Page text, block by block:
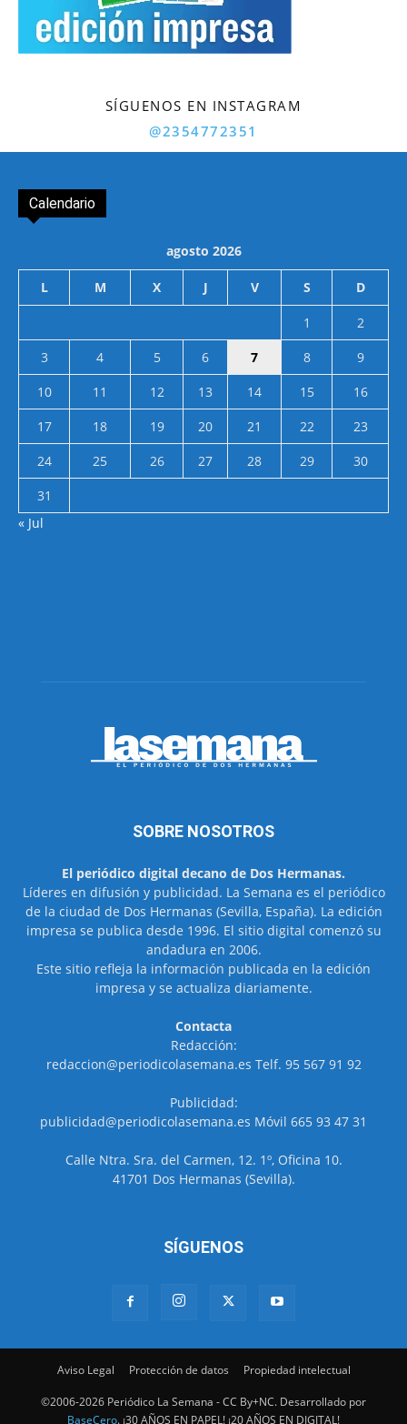
SÍGUENOS EN INSTAGRAM
@2354772351
Calendario
agosto 2026
L M X J V S D
1
2
3
4 5 6 7 8
9
10
11 12 13 14 15
16
17
18 19 20 21 22
23
24
25 26 27 28 29
30
31
« Jul
SOBRE NOSOTROS
El periódico digital decano de Dos Hermanas.
Líderes en difusión y publicidad. La Semana es el periódico
de la ciudad de Dos Hermanas (Sevilla, España). La edición
impresa se publica desde 1996. El sitio digital comenzó su
andadura en 2006.
Este sitio refleja la información publicada en la edición
impresa y se actualiza diariamente.
Contacta
Redacción:
redaccion@periodicolasemana.es Telf. 95 567 91 92
Publicidad:
publicidad@periodicolasemana.es Móvil 665 93 47 31
Calle Ntra. Sra. del Carmen, 12. 1º, Oficina 10.
41701 Dos Hermanas (Sevilla).
SÍGUENOS
Aviso Legal Protección de datos Propiedad intelectual
©2006-2026 Periódico La Semana - CC By+NC. Desarrollado por
BaseCero. ¡30 AÑOS EN PAPEL! ¡20 AÑOS EN DIGITAL!